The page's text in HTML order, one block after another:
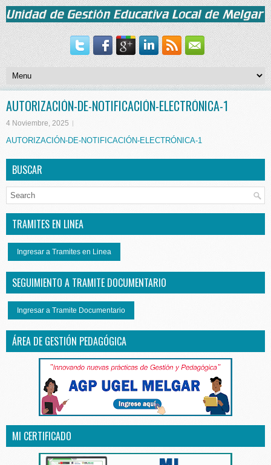
AUTORIZACIÓN-DE-NOTIFICACIÓN-ELECTRÓNICA-1
4 Noviembre, 2025
AUTORIZACIÓN-DE-NOTIFICACIÓN-ELECTRÓNICA-1
BUSCAR
TRAMITES EN LINEA
Ingresar a Tramites en Linea
SEGUIMIENTO A TRAMITE DOCUMENTARIO
Ingresar a Tramite Documentario
ÁREA DE GESTIÓN PEDAGÓGICA
MI CERTIFICADO